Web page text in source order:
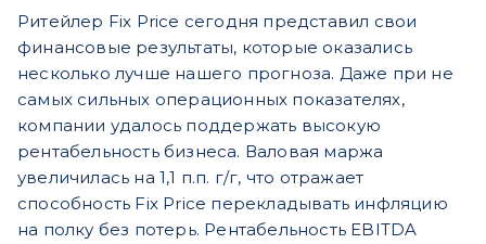
Ритейлер Fix Price сегодня представил свои
финансовые результаты, которые оказались
несколько лучше нашего прогноза. Даже при не
самых сильных операционных показателях,
компании удалось поддержать высокую
рентабельность бизнеса. Валовая маржа
увеличилась на 1,1 п.п. г/г, что отражает
способность Fix Price перекладывать инфляцию
на полку без потерь. Рентабельность EBITDA